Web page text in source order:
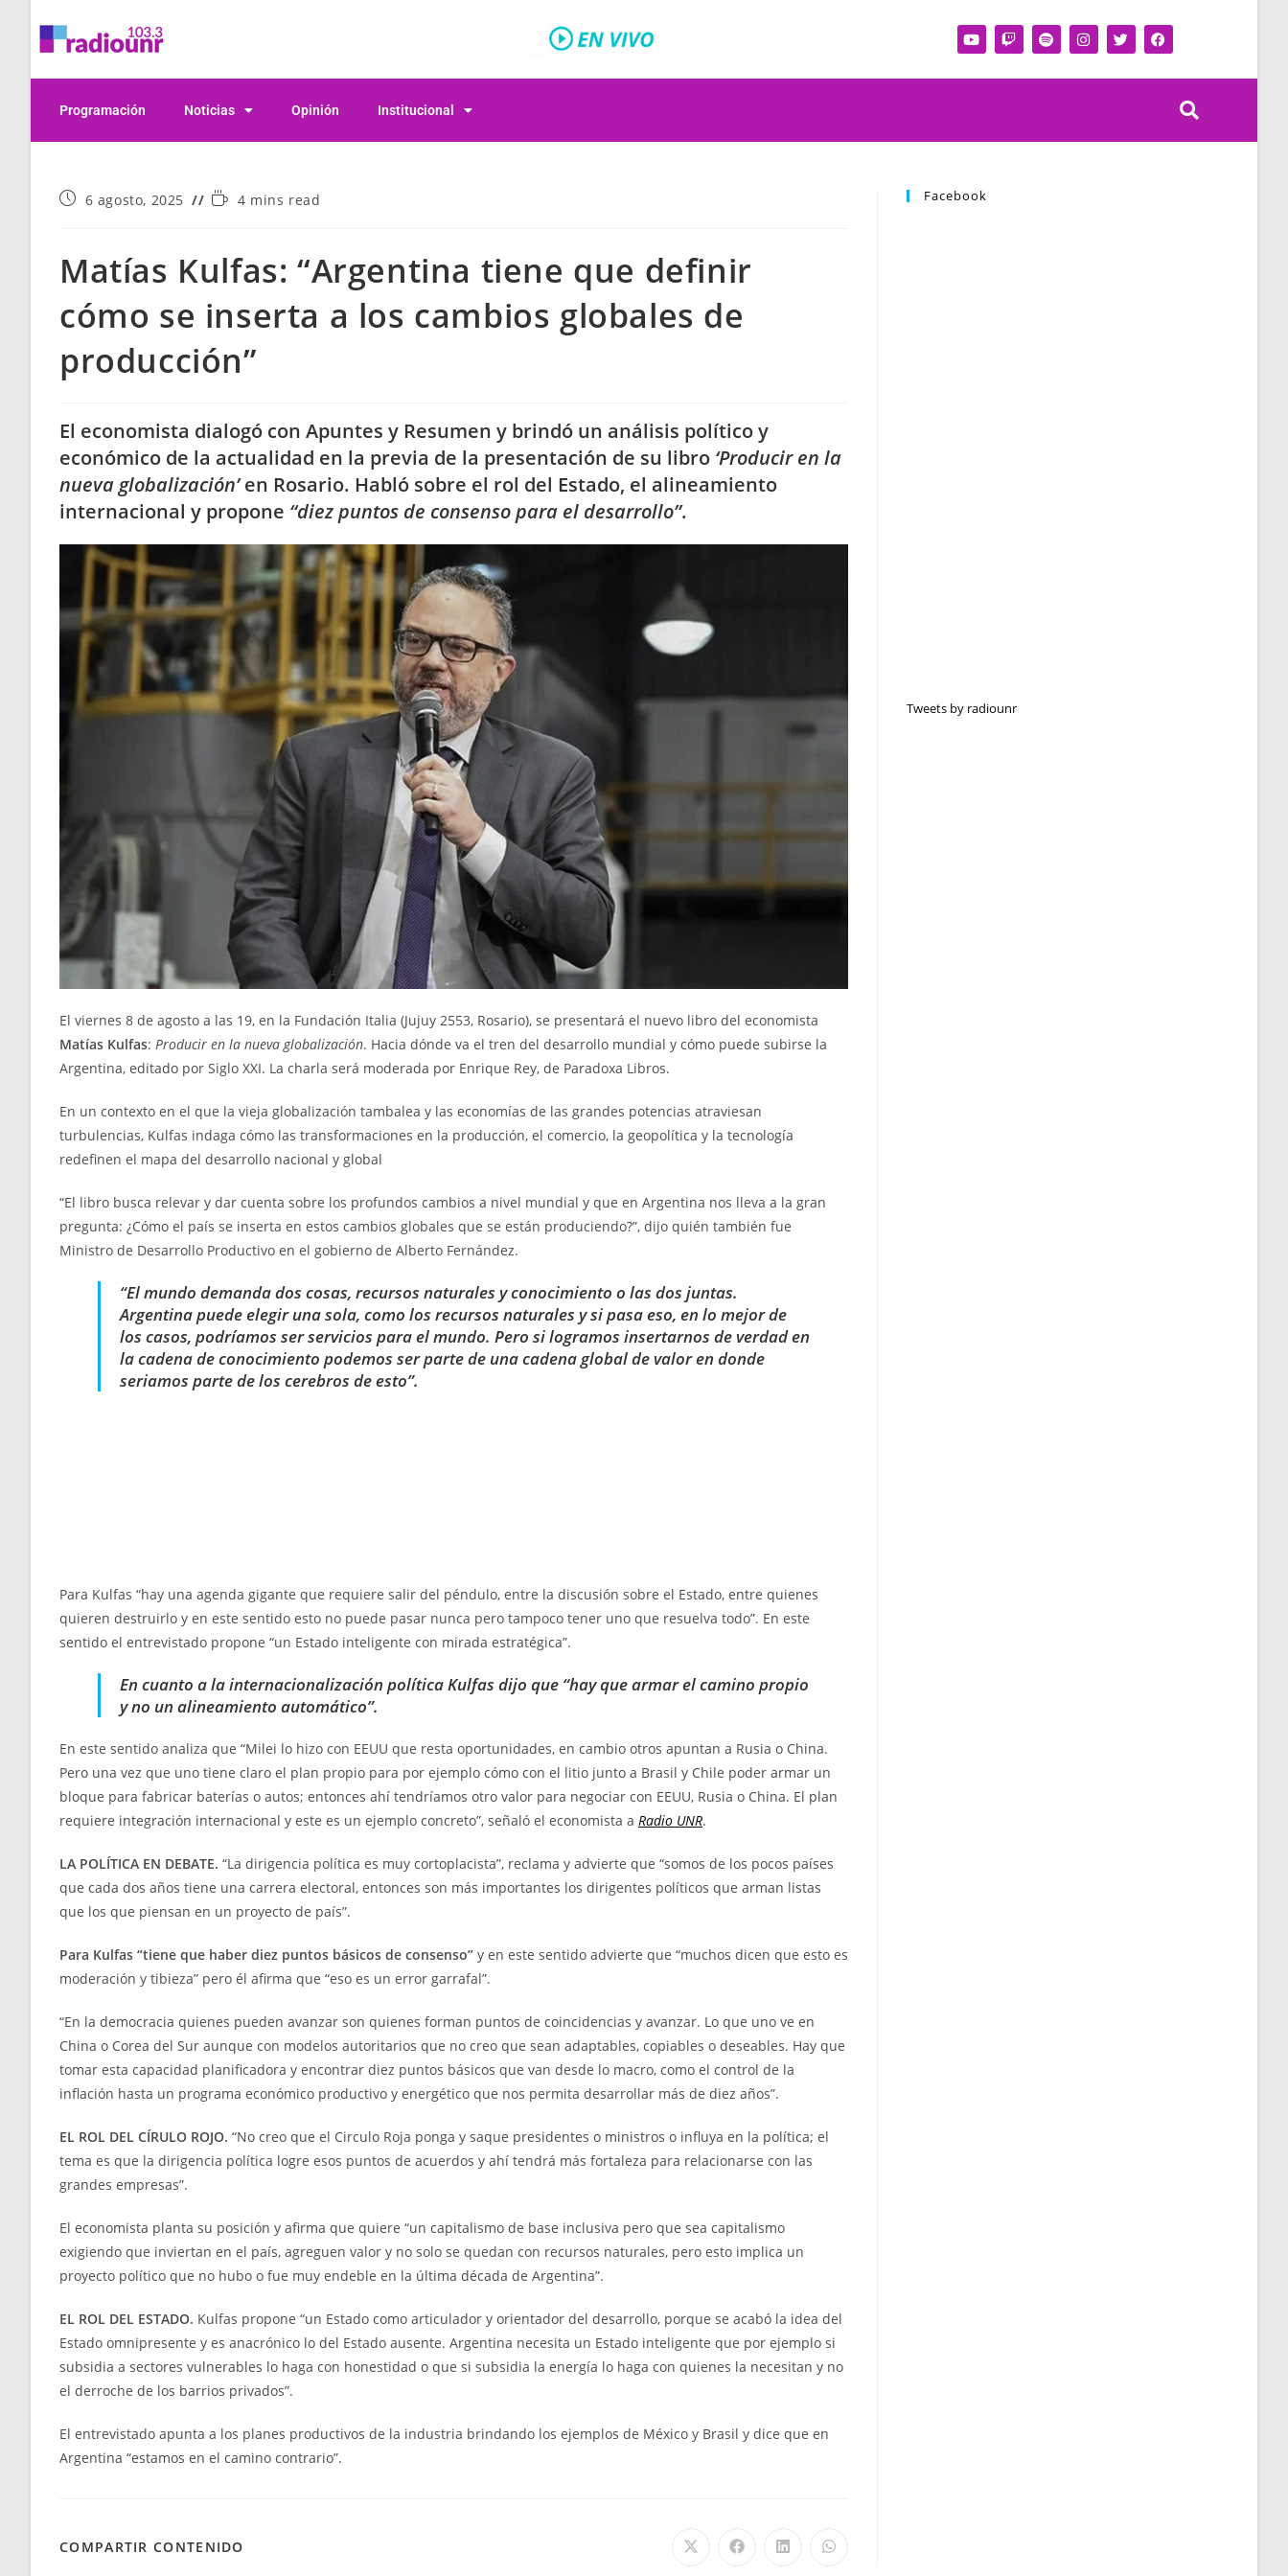
Programación Noticias Opinión Institucional
6 agosto, 2025 4 mins read
Matías Kulfas: “Argentina tiene que definir
cómo se inserta a los cambios globales de
producción”
El economista dialogó con Apuntes y Resumen y brindó un análisis político y
económico de la actualidad en la previa de la presentación de su libro ‘Producir en la
nueva globalización’en Rosario. Habló sobre el rol del Estado, el alineamiento
internacional y propone “diez puntos de consenso para el desarrollo”.
El viernes 8 de agosto a las 19, en la Fundación Italia (Jujuy 2553, Rosario), se presentará el nuevo libro del economista
Matías Kulfas: Producir en la nueva globalización. Hacia dónde va el tren del desarrollo mundial y cómo puede subirse la
Argentina, editado por Siglo XXI. La charla será moderada por Enrique Rey, de Paradoxa Libros.
En un contexto en el que la vieja globalización tambalea y las economías de las grandes potencias atraviesan
turbulencias, Kulfas indaga cómo las transformaciones en la producción, el comercio, la geopolítica y la tecnología
redefinen el mapa del desarrollo nacional y global
“El libro busca relevar y dar cuenta sobre los profundos cambios a nivel mundial y que en Argentina nos lleva a la gran
pregunta: ¿Cómo el país se inserta en estos cambios globales que se están produciendo?”, dijo quién también fue
Ministro de Desarrollo Productivo en el gobierno de Alberto Fernández.
“El mundo demanda dos cosas, recursos naturales y conocimiento o las dos juntas.
Argentina puede elegir una sola, como los recursos naturales y si pasa eso, en lo mejor de
los casos, podríamos ser servicios para el mundo. Pero si logramos insertarnos de verdad en
la cadena de conocimiento podemos ser parte de una cadena global de valor en donde
seriamos parte de los cerebros de esto”.
Para Kulfas “hay una agenda gigante que requiere salir del péndulo, entre la discusión sobre el Estado, entre quienes
quieren destruirlo y en este sentido esto no puede pasar nunca pero tampoco tener uno que resuelva todo”. En este
sentido el entrevistado propone “un Estado inteligente con mirada estratégica”.
En cuanto a la internacionalización política Kulfas dijo que “hay que armar el camino propio
y no un alineamiento automático”.
En este sentido analiza que “Milei lo hizo con EEUU que resta oportunidades, en cambio otros apuntan a Rusia o China.
Pero una vez que uno tiene claro el plan propio para por ejemplo cómo con el litio junto a Brasil y Chile poder armar un
bloque para fabricar baterías o autos; entonces ahí tendríamos otro valor para negociar con EEUU, Rusia o China. El plan
requiere integración internacional y este es un ejemplo concreto”, señaló el economista a Radio UNR.
LA POLÍTICA EN DEBATE. “La dirigencia política es muy cortoplacista”, reclama y advierte que “somos de los pocos países
que cada dos años tiene una carrera electoral, entonces son más importantes los dirigentes políticos que arman listas
que los que piensan en un proyecto de país”.
Para Kulfas “tiene que haber diez puntos básicos de consenso” y en este sentido advierte que “muchos dicen que esto es
moderación y tibieza” pero él afirma que “eso es un error garrafal”.
“En la democracia quienes pueden avanzar son quienes forman puntos de coincidencias y avanzar. Lo que uno ve en
China o Corea del Sur aunque con modelos autoritarios que no creo que sean adaptables, copiables o deseables. Hay que
tomar esta capacidad planificadora y encontrar diez puntos básicos que van desde lo macro, como el control de la
inflación hasta un programa económico productivo y energético que nos permita desarrollar más de diez años”.
EL ROL DEL CÍRULO ROJO. “No creo que el Circulo Roja ponga y saque presidentes o ministros o influya en la política; el
tema es que la dirigencia política logre esos puntos de acuerdos y ahí tendrá más fortaleza para relacionarse con las
grandes empresas”.
El economista planta su posición y afirma que quiere “un capitalismo de base inclusiva pero que sea capitalismo
exigiendo que inviertan en el país, agreguen valor y no solo se quedan con recursos naturales, pero esto implica un
proyecto político que no hubo o fue muy endeble en la última década de Argentina”.
EL ROL DEL ESTADO. Kulfas propone “un Estado como articulador y orientador del desarrollo, porque se acabó la idea del
Estado omnipresente y es anacrónico lo del Estado ausente. Argentina necesita un Estado inteligente que por ejemplo si
subsidia a sectores vulnerables lo haga con honestidad o que si subsidia la energía lo haga con quienes la necesitan y no
el derroche de los barrios privados”.
El entrevistado apunta a los planes productivos de la industria brindando los ejemplos de México y Brasil y dice que en
Argentina “estamos en el camino contrario”.
COMPARTIR CONTENIDO
Facebook
Tweets by radiounr